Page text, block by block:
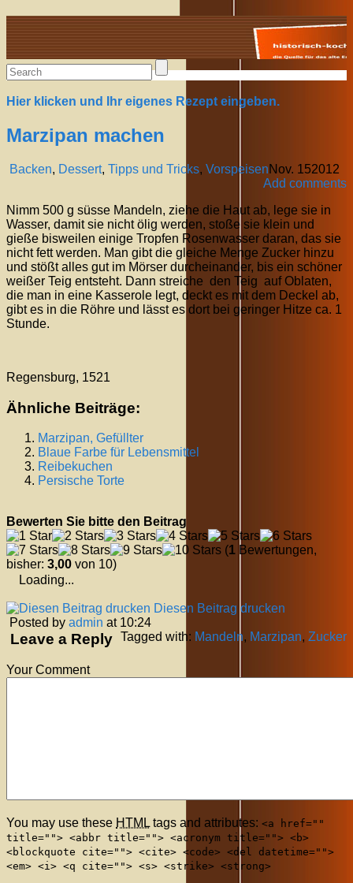
Alte Rezepte online
Hier klicken und Ihr eigenes Rezept eingeben.
Marzipan machen
Backen, Dessert, Tipps und Tricks, Vorspeisen
Add comments
Nov. 152012
Nimm 500 g süsse Mandeln, ziehe die Haut ab, lege sie in
Wasser, damit sie nicht ölig werden, stoße sie klein und
gieße bisweilen einige Tropfen Rosenwasser daran, das sie
nicht fett werden. Man gibt die gleiche Menge Zucker hinzu
und stößt alles gut im Mörser durcheinander, bis ein schöner
weißer Teig entsteht. Dann streiche den Teig auf Oblaten,
die man in eine Kasserole legt, deckt es mit dem Deckel ab,
gibt es in die Röhre und lässt es dort bei geringer Hitze ca. 1
Stunde.
Regensburg, 1521
Ähnliche Beiträge:
Marzipan, Gefüllter
Blaue Farbe für Lebensmittel
Reibekuchen
Persische Torte
Bewerten Sie bitte den Beitrag
(1 Bewertungen,
bisher: 3,00 von 10)
Loading...
Diesen Beitrag drucken
Posted by admin at 10:24
Tagged with: Mandeln, Marzipan, Zucker
Leave a Reply
Your Comment
You may use these HTML tags and attributes: <a href=""
title=""> <abbr title=""> <acronym title=""> <b>
<blockquote cite=""> <cite> <code> <del datetime="">
<em> <i> <q cite=""> <s> <strike> <strong>